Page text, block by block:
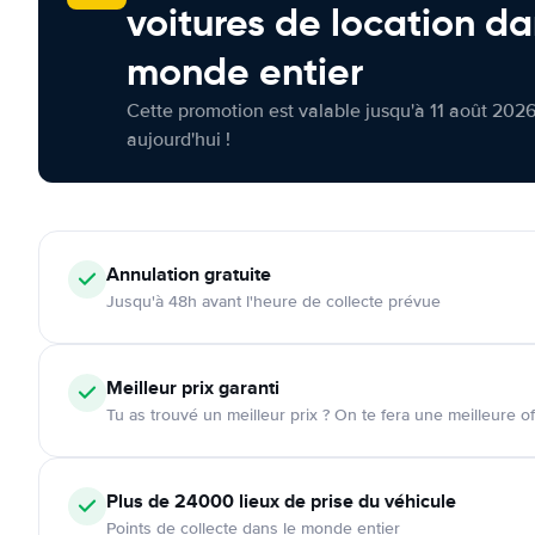
voitures de location
monde entier
Cette promotion est valable jusqu'à 11 août
aujourd'hui !
Annulationgratuite
Jusqu'à 48h avant l'heure de collecte prévue
Meilleur prix garanti
Tu as trouvé un meilleur prix ? On te fera une meilleure
Plus de 24000 lieux de prise du véhicule
Points de collecte dans le monde entier